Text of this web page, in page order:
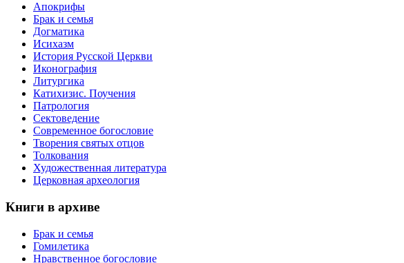
Апокрифы
Брак и семья
Догматика
Исихазм
История Русской Церкви
Иконография
Литургика
Катихизис. Поучения
Патрология
Сектоведение
Современное богословие
Творения святых отцов
Толкования
Художественная литература
Церковная археология
Книги в архиве
Брак и семья
Гомилетика
Нравственное богословие